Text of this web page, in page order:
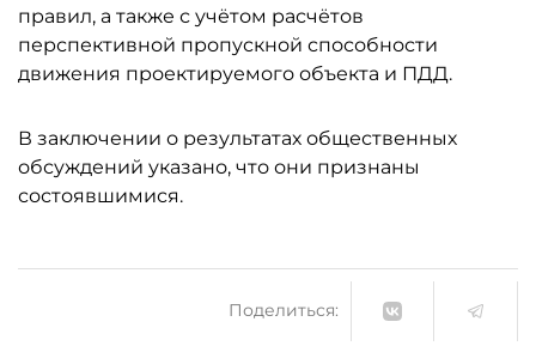
правил, а также с учётом расчётов
перспективной пропускной способности
движения проектируемого объекта и ПДД.
В заключении о результатах общественных
обсуждений указано, что они признаны
состоявшимися.
Поделиться: